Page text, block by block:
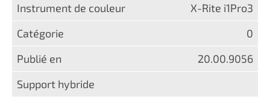
X-Rite i1Pro3
0
20.00.9056